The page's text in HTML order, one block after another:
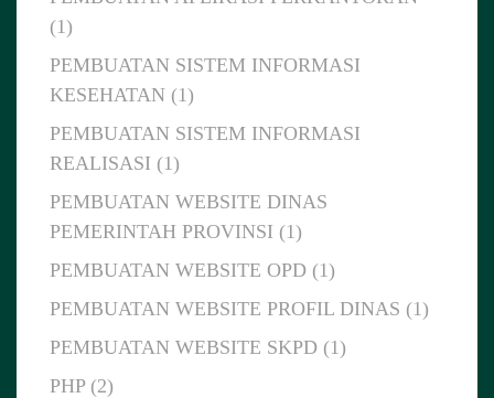
(1)
PEMBUATAN SISTEM INFORMASI
KESEHATAN (1)
PEMBUATAN SISTEM INFORMASI
REALISASI (1)
PEMBUATAN WEBSITE DINAS
PEMERINTAH PROVINSI (1)
PEMBUATAN WEBSITE OPD (1)
PEMBUATAN WEBSITE PROFIL DINAS (1)
PEMBUATAN WEBSITE SKPD (1)
PHP (2)